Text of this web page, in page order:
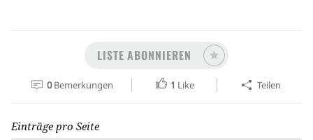
LISTE ABONNIEREN
0 Bemerkungen 1 Like Teilen
Einträge pro Seite